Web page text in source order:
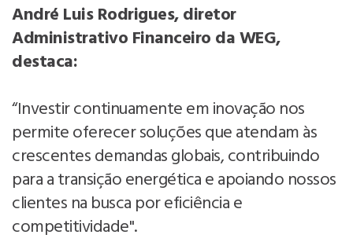
André Luis Rodrigues, diretor
Administrativo Financeiro da WEG,
destaca:
“Investir continuamente em inovação nos
permite oferecer soluções que atendam às
crescentes demandas globais, contribuindo
para a transição energética e apoiando nossos
clientes na busca por eficiência e
competitividade".